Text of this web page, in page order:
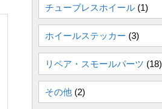
チューブレスホイール (1)
ホイールステッカー (3)
リペア・スモールパーツ (18)
その他 (2)